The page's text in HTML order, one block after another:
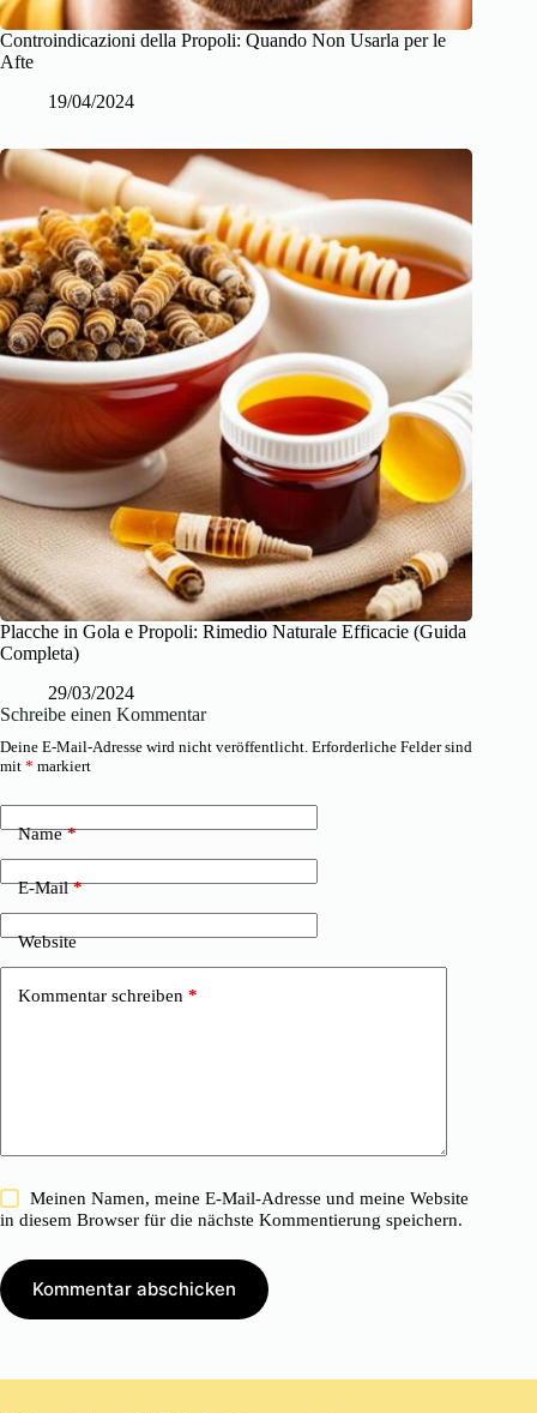
Controindicazioni della Propoli: Quando Non Usarla per le
Afte
19/04/2024
Placche in Gola e Propoli: Rimedio Naturale Efficacie (Guida
Completa)
29/03/2024
Schreibe einen Kommentar
Deine E-Mail-Adresse wird nicht veröffentlicht. Erforderliche Felder sind
mit * markiert
Name*
E-Mail*
Website
Kommentar schreiben *
Meinen Namen, meine E-Mail-Adresse und meine Website
in diesem Browser für die nächste Kommentierung speichern.
Kommentar abschicken